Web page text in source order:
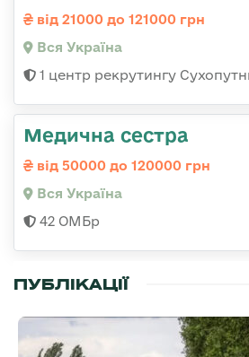
від 21000 до 121000 грн
Вся Україна
1 центр рекрутингу
Медична сестра
від 50000 до 120000 грн
Вся Україна
42 ОМБр
ПУБЛІКАЦІЇ